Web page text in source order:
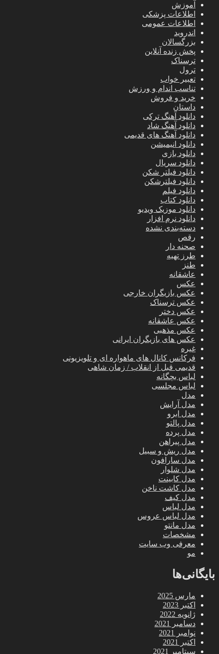
آموزش
اطلاعات پزشکی
اطلاعات عمومی
اندروید
بزرگسالان
پخش زنده آنلاین
ترسناک
ترول
تعبیر خواب
تناسب اندام و ورزش
خرید و فروش
داستان
دانلود آهنگ ترکی
دانلود آهنگ شاد
دانلود آهنگ های قدیمی
دانلود انیمیشن
دانلود بازی
دانلود سریال
دانلود فیلتر شکن
دانلود فیلترشکن
دانلود فیلم
دانلود کتاب
دانلود موزیک ویدیو
دانلود نرم افزار
دسته‌بندی نشده
رقص
صحنه دار
طرز تهیه
طنز
عاشقانه
عکس
عکس بازیگران خارجی
عکس ترسناک
عکس دختر
عکس عاشقانه
عکس مذهبی
عکس های بازیگران ایرانی
غیره
فرکانس کانال های ماهواره ای و تلویزیونی
قدیمی قبل از انقلاب / زمان شاهی
لباس بچگانه
لباس مجلسی
مدل
مدل آرایش
مدل ابرو
مدل پالتو
مدل پرده
مدل پیراهن
مدل ریش و سبیل
مدل سارافون
مدل شلوار
مدل کابینت
مدل کاشت ناخن
مدل کیف
مدل لباس
مدل لباس عروس
مدل مانتو
مشخصات
معرفی وب سایت
مو
بایگانی‌ها
مارس 2025
اکتبر 2023
ژانویه 2022
دسامبر 2021
نوامبر 2021
اکتبر 2021
سپتامبر 2021